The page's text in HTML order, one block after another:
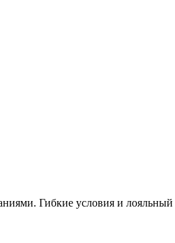
Гибкие условия и